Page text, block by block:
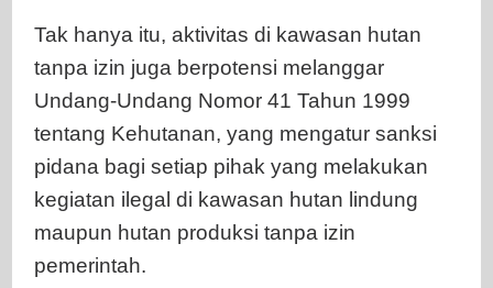
Tak hanya itu, aktivitas di kawasan hutan
tanpa izin juga berpotensi melanggar
Undang-Undang Nomor 41 Tahun 1999
tentang Kehutanan, yang mengatur sanksi
pidana bagi setiap pihak yang melakukan
kegiatan ilegal di kawasan hutan lindung
maupun hutan produksi tanpa izin
pemerintah.